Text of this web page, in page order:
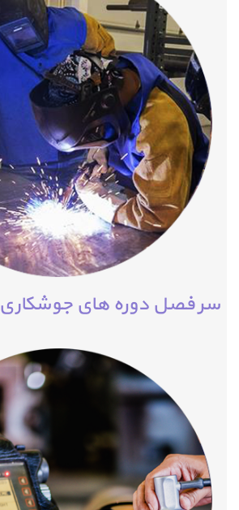
سر فصل دوره های جوشکاری